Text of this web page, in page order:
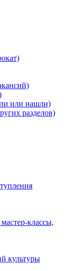
или нашли)
разделов)
классы,
культуры